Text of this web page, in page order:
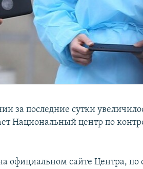
за последние сутки
Национальный центр по
официальном сайте Центра, по